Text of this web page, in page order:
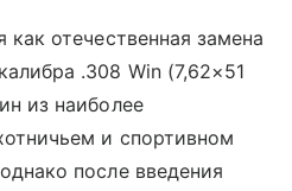
как отечественная замена
.308 Win (7,62×51
из наиболее
и спортивном
после введения